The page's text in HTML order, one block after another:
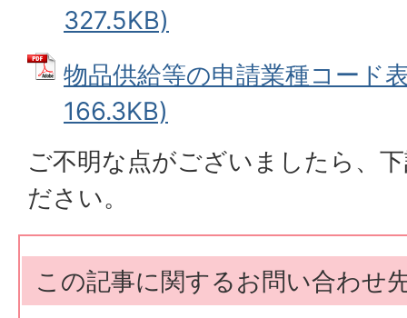
327.5KB)
物品供給等の申請業種コード
166.3KB)
ご不明な点がございましたら、
ださい。
この記事に関するお問い合わせ